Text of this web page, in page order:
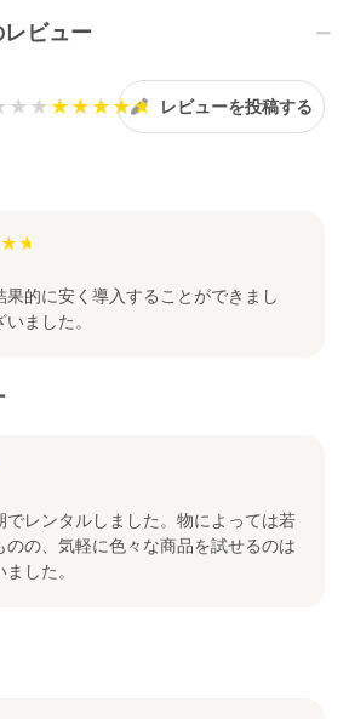
ビュー
レビューを投稿する
果的に安く導入することができまし
ました。
でレンタルしました。物によっては若
のの、気軽に色々な商品を試せるのは
した。